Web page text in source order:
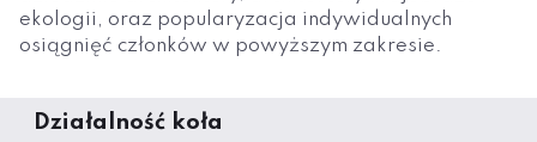
ekologii, oraz popularyzacja indywidualnych
osiągnięć członków w powyższym zakresie.
Działalność koła